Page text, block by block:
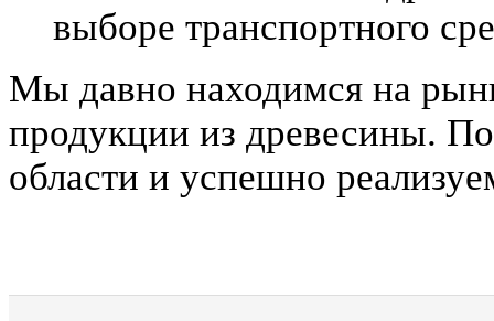
выборе транспортного
Мы давно находимся на
продукции из древесины.
области и успешно